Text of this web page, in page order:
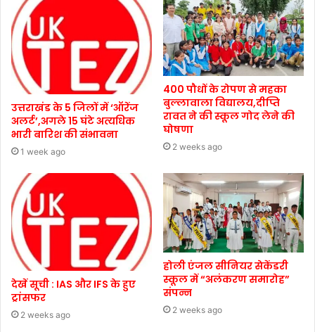
उत्तराखंड के 5 जिलों में ‘ऑरेंज
अलर्ट’,अगले 15 घंटे अत्यधिक
भारी बारिश की संभावना
1 week ago
400 पौधों के रोपण से महका
बुल्लावाला विद्यालय,दीप्ति
रावत ने की स्कूल गोद लेने की
घोषणा
2 weeks ago
देखें सूची : IAS और IFS के हुए
ट्रांसफर
2 weeks ago
होली एंजल सीनियर सेकेंडरी
स्कूल में “अलंकरण समारोह”
संपन्न
2 weeks ago